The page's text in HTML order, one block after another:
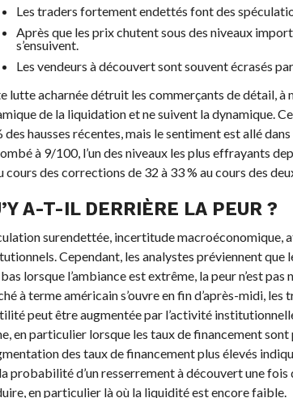
Les traders fortement endettés font des
Après que les prix chutent sous des niveaux
s’ensuivent.
Les vendeurs à découvert sont souvent écrasés
lutte acharnée détruit les commerçants de détail, à
de la liquidation et ne suivent la dynamique.
des hausses récentes, mais le sentiment est allé
à 9/100, l’un des niveaux les plus effrayants
cours des corrections de 32 à 33 % au cours des
A-T-IL DERRIÈRE LA PEUR ?
surendettée, incertitude macroéconomique,
Cependant, les analystes préviennent
lorsque l’ambiance est extrême, la peur n’est
à terme américain s’ouvre en fin d’après-midi,
peut être augmentée par l’activité
en particulier lorsque les taux de financement
des taux de financement plus élevés
probabilité d’un resserrement à découvert une
en particulier là où la liquidité est encore faible.